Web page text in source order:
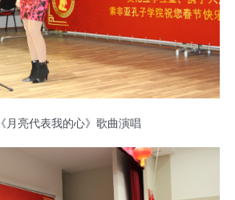
《月亮代表我的心》歌曲演唱